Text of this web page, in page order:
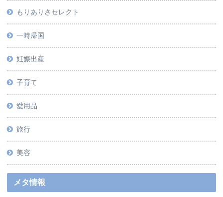
もりありさセレクト
一時帰国
妊娠出産
子育て
愛用品
旅行
美容
メタ情報